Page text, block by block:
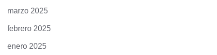
marzo 2025
febrero 2025
enero 2025